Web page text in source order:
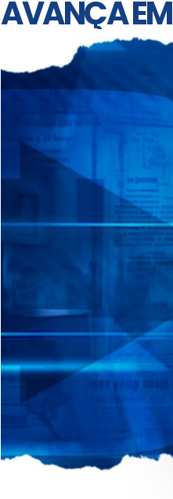
AVANÇA